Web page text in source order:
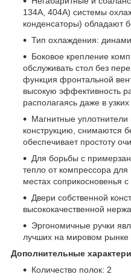
134A, 404A) системы
конденсаторы) обладают
Тип охлаждения:
Боковое крепление
обслуживать стол без
функция фронтальной
высокую эффективность
располагаясь даже в
Магнитные
конструкцию, снимаются
обеспечивает простоту
Для борьбы с
тепло от компрессора для
местах соприкосновенья
Двери собственной
высококачественной
Эргономичные ручки
лучших на мировом рынке
Дополнительные
Количество полок: 2